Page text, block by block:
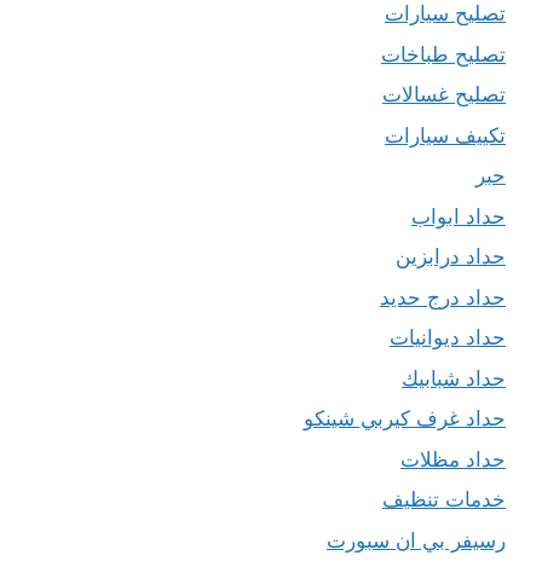
تصليح سيارات
تصليح طباخات
تصليح غسالات
تكييف سيارات
حبر
حداد ابواب
حداد درابزين
حداد درج حديد
حداد ديوانيات
حداد شبابيك
حداد غرف كيربي شينكو
حداد مظلات
خدمات تنظيف
رسيفر بي ان سبورت